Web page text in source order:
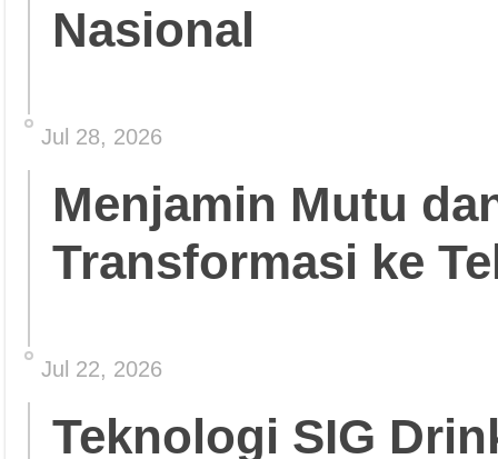
Nasional
Jul 28, 2026
Menjamin Mutu
Transformasi ke
Jul 22, 2026
Teknologi SIG